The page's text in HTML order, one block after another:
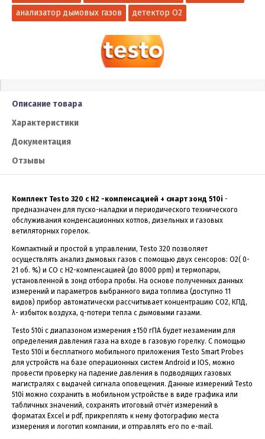
анализатор дымовых газов
детектор O2
Описание товара
Характеристики
Документация
Отзывы
Комплект Testo 320 с H2 -компенсацией + смарт зонд 510i -
предназначен для пуско-наладки и периодического технического
обслуживания конденсационных котлов, дизельных и газовых
ветиляторных горелок.
Компактный и простой в управлении, Testo 320 позволяет
осуществлять анализ дымовых газов с помощью двух сенсоров: О2( 0-
21 об. %) и CO с Н2-компенсацией (до 8000 ppm) и термопары,
установленной в зонд отбора пробы. На основе полученных данных
измерений и параметров выбранного вида топлива (доступно 11
видов) прибор автоматически рассчитывает концентрацию CO2, КПД,
λ- избыток воздуха, q-потери тепла с дымовыми газами.
Testo 510i с диапазоном измерения ±150 гПА будет незаменим для
определения давления газа на входе в газовую горелку. С помощью
Testo 510i и бесплатного мобильного приложения Testo Smart Probes
для устройств на базе операционных систем Android и IOS, можно
провести проверку на падение давления в подводящих газовых
магистралях с выдачей сигнала оповещения. Данные измерений Testo
510i можно сохранить в мобильном устройстве в виде графика или
табличных значений, сохранять итоговый отчёт измерений в
форматах Exсel и pdf, прикреплять к нему фотографию места
измерения и логотип компании, и отправлять его по e-mail.